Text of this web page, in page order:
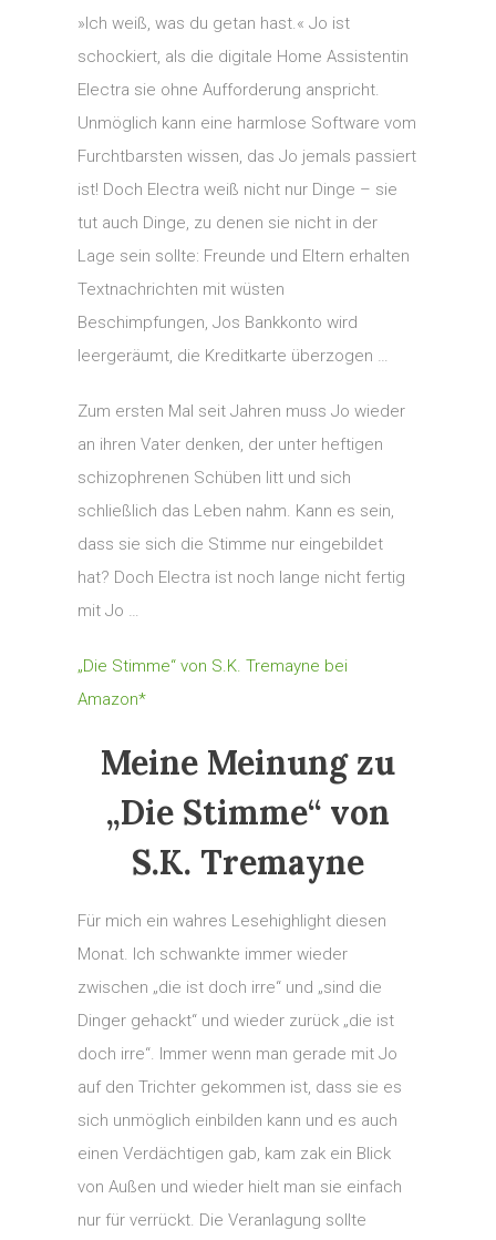
»Ich weiß, was du getan hast.« Jo ist
schockiert, als die digitale Home Assistentin
Electra sie ohne Aufforderung anspricht.
Unmöglich kann eine harmlose Software vom
Furchtbarsten wissen, das Jo jemals passiert
ist! Doch Electra weiß nicht nur Dinge – sie
tut auch Dinge, zu denen sie nicht in der
Lage sein sollte: Freunde und Eltern erhalten
Textnachrichten mit wüsten
Beschimpfungen, Jos Bankkonto wird
leergeräumt, die Kreditkarte überzogen …
Zum ersten Mal seit Jahren muss Jo wieder
an ihren Vater denken, der unter heftigen
schizophrenen Schüben litt und sich
schließlich das Leben nahm. Kann es sein,
dass sie sich die Stimme nur eingebildet
hat? Doch Electra ist noch lange nicht fertig
mit Jo …
„Die Stimme“ von S.K. Tremayne bei
Amazon*
Meine Meinung zu
„Die Stimme“ von
S.K. Tremayne
Für mich ein wahres Lesehighlight diesen
Monat. Ich schwankte immer wieder
zwischen „die ist doch irre“ und „sind die
Dinger gehackt“ und wieder zurück „die ist
doch irre“. Immer wenn man gerade mit Jo
auf den Trichter gekommen ist, dass sie es
sich unmöglich einbilden kann und es auch
einen Verdächtigen gab, kam zak ein Blick
von Außen und wieder hielt man sie einfach
nur für verrückt. Die Veranlagung sollte